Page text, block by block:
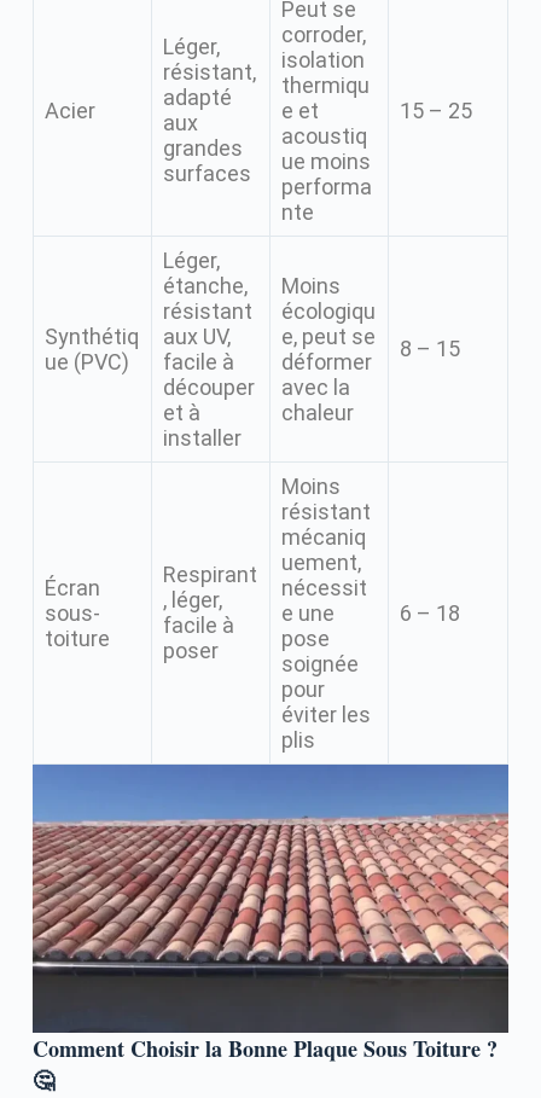
Acier
Léger,
résistant,
adapté
aux
grandes
surfaces
Peut se
corroder,
isolation
thermiqu
e et
acoustiq
ue moins
performa
nte
15 – 25
Synthétiq
ue (PVC)
Léger,
étanche,
résistant
aux UV,
facile à
découper
et à
installer
Moins
écologiqu
e, peut se
déformer
avec la
chaleur
8 – 15
Écran
sous-
toiture
Respirant
, léger,
facile à
poser
Moins
résistant
mécaniq
uement,
nécessit
e une
pose
soignée
pour
éviter les
plis
6 – 18
Comment Choisir la Bonne Plaque Sous Toiture ?
🤔